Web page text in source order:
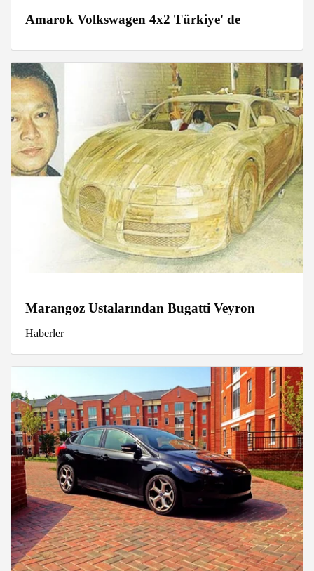
Amarok Volkswagen 4x2 Türkiye' de
Marangoz Ustalarından Bugatti Veyron
Haberler